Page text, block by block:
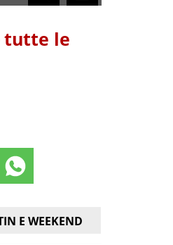
tutte le
E WEEKEND